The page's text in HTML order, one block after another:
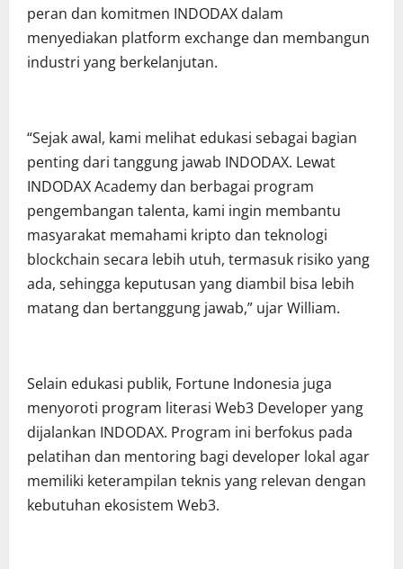
peran dan komitmen INDODAX dalam
menyediakan platform exchange dan membangun
industri yang berkelanjutan.
“Sejak awal, kami melihat edukasi sebagai bagian
penting dari tanggung jawab INDODAX. Lewat
INDODAX Academy dan berbagai program
pengembangan talenta, kami ingin membantu
masyarakat memahami kripto dan teknologi
blockchain secara lebih utuh, termasuk risiko yang
ada, sehingga keputusan yang diambil bisa lebih
matang dan bertanggung jawab,” ujar William.
Selain edukasi publik, Fortune Indonesia juga
menyoroti program literasi Web3 Developer yang
dijalankan INDODAX. Program ini berfokus pada
pelatihan dan mentoring bagi developer lokal agar
memiliki keterampilan teknis yang relevan dengan
kebutuhan ekosistem Web3.